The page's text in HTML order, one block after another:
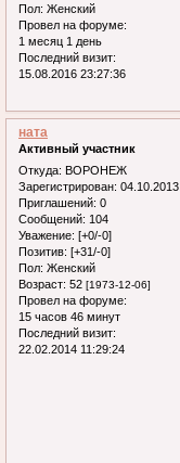
Пол: Женский
Провел на форуме:
1 месяц 1 день
Последний визит:
15.08.2016 23:27:36
ната
Активный участник
Откуда: ВОРОНЕЖ
Зарегистрирован: 04.10.2013
Приглашений: 0
Сообщений: 104
Уважение: [+0/-0]
Позитив: [+31/-0]
Пол: Женский
Возраст: 52 [1973-12-06]
Провел на форуме:
15 часов 46 минут
Последний визит:
22.02.2014 11:29:24